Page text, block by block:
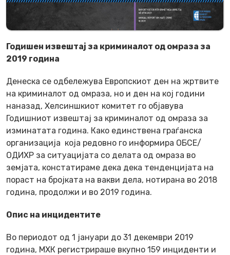
Годишен извештај за криминалот од омраза за
2019 година
Денеска се одбележува Европскиот ден на жртвите
на криминалот од омраза, но и ден на кој години
наназад, Хелсиншкиот комитет го објавува
Годишниот извештај за криминалот од омраза за
изминатата година. Како единствена граѓанска
организација која редовно го информира ОБСЕ/
ОДИХР за ситуацијата со делата од омраза во
земјата, констатираме дека дека тенденцијата на
пораст на бројката на вакви дела, нотирана во 2018
година, продолжи и во 2019 година.
Опис на инцидентите
Во периодот од 1 јануари до 31 декември 2019
година, МХК регистрираше вкупно 159 инциденти и